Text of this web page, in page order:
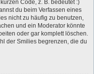
Code, z. B. bedeutet :)
du beim Verfassen eines
nicht zu häufig zu benutzen,
und ein Moderator könnte
oder gar komplett löschen.
der Smilies begrenzen, die du